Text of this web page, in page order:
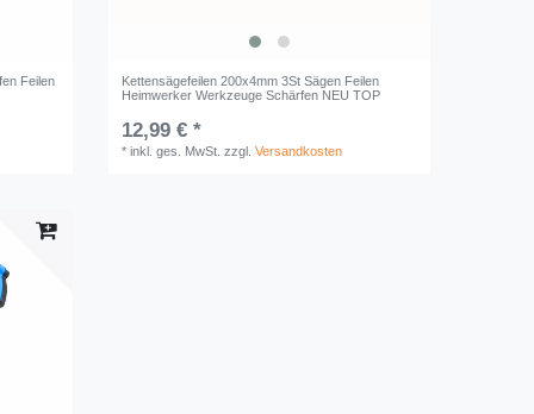
Feilen
Kettensägefeilen 200x4mm 3St Sägen Feilen
Heimwerker Werkzeuge Schärfen NEU TOP
12,99 € *
*inkl. ges. MwSt. zzgl.Versandkosten